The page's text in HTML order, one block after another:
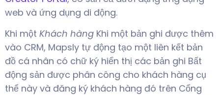
web và ứng dụng di động.
Khi một Khách hàng Khi một bản ghi được thêm
vào CRM, Mapsly tự động tạo một liên kết bản
đồ cá nhân có chữ ký hiển thị các bản ghi Bất
động sản được phân công cho khách hàng cụ
thể này và đăng ký khách hàng đó trên Cổng